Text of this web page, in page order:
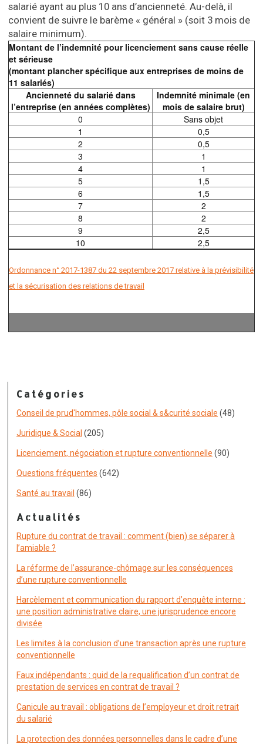
salarié ayant au plus 10 ans d’ancienneté. Au-delà, il
convient de suivre le barème « général » (soit 3 mois de
salaire minimum).
Montant de l’indemnité pour licenciement sans cause réelle
et sérieuse
(montant plancher spécifique aux entreprises de moins de
11 salariés)
Ancienneté du salarié dans
l’entreprise (en années complètes)
Indemnité minimale (en
mois de salaire brut)
0
Sans objet
1
0,5
2
0,5
3
1
4
1
5
1,5
6
1,5
7
2
8
2
9
2,5
10
2,5
Ordonnance n° 2017-1387 du 22 septembre 2017 relative à la prévisibilité
et la sécurisation des relations de travail
Catégories
Conseil de prud'hommes, pôle social & s&curité sociale (48)
Juridique & Social (205)
Licenciement, négociation et rupture conventionnelle (90)
Questions fréquentes (642)
Santé au travail (86)
Actualités
Rupture du contrat de travail : comment (bien) se séparer à
l’amiable ?
La réforme de l’assurance-chômage sur les conséquences
d’une rupture conventionnelle
Harcèlement et communication du rapport d’enquête interne :
une position administrative claire, une jurisprudence encore
divisée
Les limites à la conclusion d’une transaction après une rupture
conventionnelle
Faux indépendants : quid de la requalification d’un contrat de
prestation de services en contrat de travail ?
Canicule au travail : obligations de l’employeur et droit retrait
du salarié
La protection des données personnelles dans le cadre d’une